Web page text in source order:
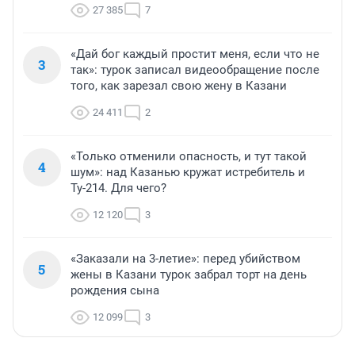
27 385 7
3
«Дай бог каждый простит меня, если что не
так»: турок записал видеообращение после
того, как зарезал свою жену в Казани
24 411 2
4
«Только отменили опасность, и тут такой
шум»: над Казанью кружат истребитель и
Ту-214. Для чего?
12 120 3
5
«Заказали на 3-летие»: перед убийством
жены в Казани турок забрал торт на день
рождения сына
12 099 3